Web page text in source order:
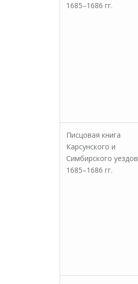
1685–1686 гг.
Писцовая книга
Карсунского и
Симбирского уездов
1685–1686 гг.